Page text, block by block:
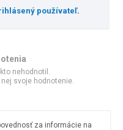
používateľ.
nehodnotil.
nej svoje hodnotenie.
za informácie na